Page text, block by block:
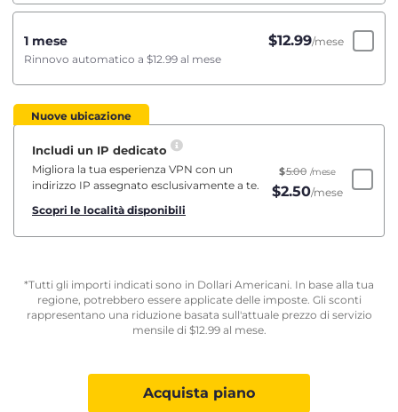
1 mese $12.99/mese
Rinnovo automatico a $12.99 al mese
Nuove ubicazione
Includi un IP dedicato
Migliora la tua esperienza VPN con un
indirizzo IP assegnato esclusivamente a te.
Scopri le località disponibili
$5.00 /mese
$2.50/mese
*Tutti gli importi indicati sono in Dollari Americani. In base alla tua
regione, potrebbero essere applicate delle imposte. Gli sconti
rappresentano una riduzione basata sull'attuale prezzo di servizio
mensile di $12.99al mese.
Acquista piano